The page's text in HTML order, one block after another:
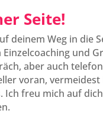
Seite!
deinem Weg in die
und
aber auch
voran,
Ich freu mich auf